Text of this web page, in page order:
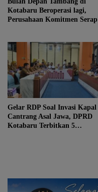
Kotabaru Beroperasi lagi,
Perusahaan Komitmen Serap
Gelar RDP Soal Invasi Kapal
Cantrang Asal Jawa, DPRD
Kotabaru Terbitkan 5